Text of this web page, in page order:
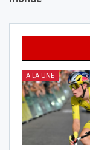
A LA UNE